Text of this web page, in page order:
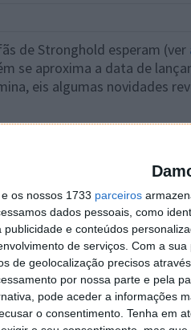
os nossos 1733 parceiros
dados pessoais, como
publicidade e conteúdos
de serviços. Com a sua
de geolocalização precisos
por nossa parte e pela
pode aceder a informações
o consentimento. Tenha em
de Stronghold esperam (ver
se aproxima a data de
eis algumas novidades